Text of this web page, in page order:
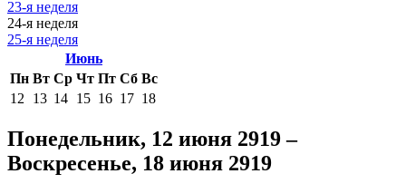
23-я неделя
24-я неделя
25-я неделя
Июнь
Пн Вт Ср Чт Пт Сб Вс
12
13 14 15 16 17 18
Понедельник, 12 июня 2919 –
Воскресенье, 18 июня 2919